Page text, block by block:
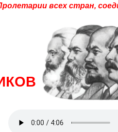
всех стран,